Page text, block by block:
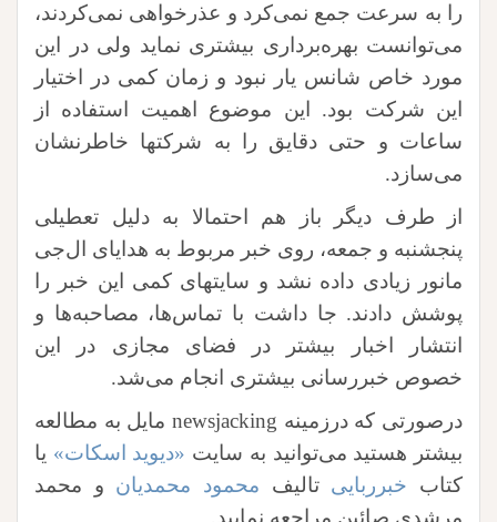
را به سرعت جمع نمی‌کرد و عذرخواهی نمی‌کردند،
می‌توانست بهره‌برداری بیشتری نماید ولی در این
مورد خاص شانس یار نبود و زمان کمی در اختیار
این شرکت بود. این موضوع اهمیت استفاده از
ساعات و حتی دقایق را به شرکتها خاطرنشان
می‌سازد.
از طرف دیگر باز هم احتمالا به دلیل تعطیلی
پنجشنبه و جمعه، روی خبر مربوط به هدایای ال‌جی
مانور زیادی داده نشد و سایتهای کمی این خبر را
پوشش دادند. جا داشت با تماس‌ها، مصاحبه‌ها و
انتشار اخبار بیشتر در فضای مجازی در این
خصوص خبررسانی بیشتری انجام می‌شد.
درصورتی که درزمینه newsjacking مایل به مطالعه
بیشتر هستید می‌توانید به سایت «دیوید اسکات» یا
کتاب خبرربایی تالیف محمود محمدیان و محمد
مرشدی صائین مراجعه نمایید.